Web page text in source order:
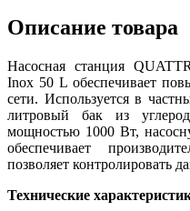
Описание товара
Насосная станция
Inox 50 L обеспечивает
сети. Используется в
литровый бак из
мощностью 1000 Вт,
обеспечивает
позволяет контролировать
Технические